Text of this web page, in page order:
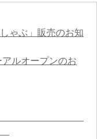
ゃぶ」販売のお知
アルオープンのお